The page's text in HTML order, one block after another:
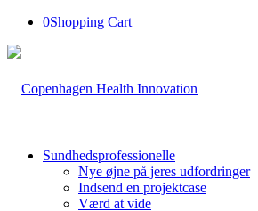
0Shopping Cart
Sundhedsprofessionelle
Nye øjne på jeres udfordringer
Indsend en projektcase
Værd at vide